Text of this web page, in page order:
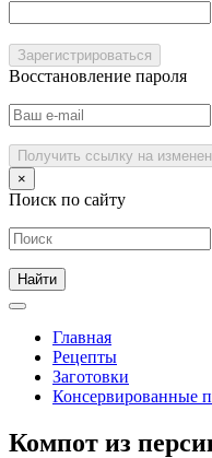
Зарегистрироваться
Восстановление пароля
Получить ссылку на
×
Поиск по сайту
Главная
Рецепты
Заготовки
Консервированные
Компот из